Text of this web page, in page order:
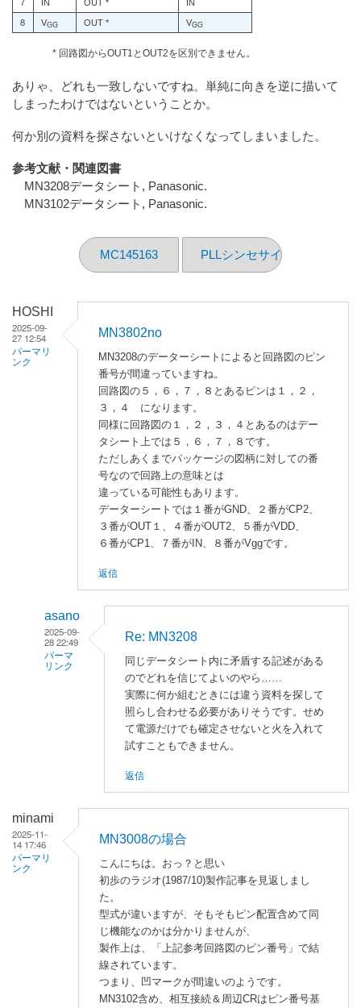
7 IN OUT * IN
8 VGG OUT * VGG
* 回路図からOUT1とOUT2を区別できません。
ありゃ、どれも一致しないですね。単純に向きを逆に描いて
しまったわけではないということか。
何か別の資料を探さないといけなくなってしまいました。
参考文献・関連図書
MN3208データシート, Panasonic.
MN3102データシート, Panasonic.
MC145163 PLLシンセサイザ（その8）
HOSHI
2025-09-
27 12:54
パーマリ
ンク
MN3802no
MN3208のデーターシートによると回路図のピン
番号が間違っていますね。
回路図の５，６，７，８とあるピンは１，２，
３，４ になります。
同様に回路図の１，２，３，４とあるのはデー
タシート上では５，６，７，８です。
ただしあくまでパッケージの図柄に対しての番
号なので回路上の意味とは
違っている可能性もあります。
データーシートでは１番がGND、２番がCP2、
３番がOUT１、４番がOUT2、５番がVDD、
６番がCP1、７番がIN、８番がVggです。
返信
asano
2025-09-
28 22:49
パーマ
リンク
8
0
2
Re: MN3208
同じデータシート内に矛盾する記述がある
のでどれを信じてよいのやら……
実際に何か組むときには違う資料を探して
照らし合わせる必要がありそうです。せめ
て電源だけでも確定させないと火を入れて
試すこともできません。
返信
minami
2025-11-
14 17:46
パーマリ
ンク
MN3008の場合
こんにちは。おっ？と思い
初歩のラジオ(1987/10)製作記事を見返しまし
た。
型式が違いますが、そもそもピン配置含めて同
じ機能なのかは分かりませんが、
製作上は、「上記参考回路図のピン番号」で結
線されています。
つまり、凹マークが間違いのようです。
MN3102含め、相互接続＆周辺CRはピン番号基